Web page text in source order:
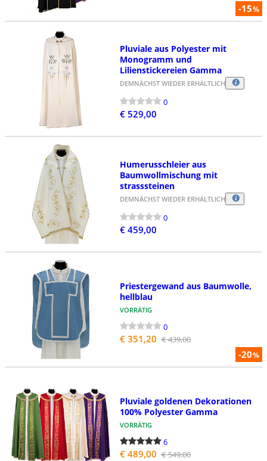
-15%
Pluviale aus Polyester mit
Monogramm und
Lilienstickereien Gamma
DEMNÄCHST WIEDER ERHÄLTLICH
0
€ 529,00
Humerusschleier aus
Baumwollmischung mit
strasssteinen
DEMNÄCHST WIEDER ERHÄLTLICH
0
€ 459,00
-20%
Priestergewand aus Baumwolle,
hellblau
VORRÄTIG
0
€ 351,20 € 439,00
Pluviale goldenen Dekorationen
100% Polyester Gamma
VORRÄTIG
6
€ 489,00 € 549,00